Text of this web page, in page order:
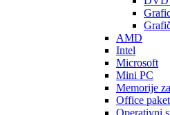
AMD
Intel
Microsoft
Mini PC
Memorije
Office